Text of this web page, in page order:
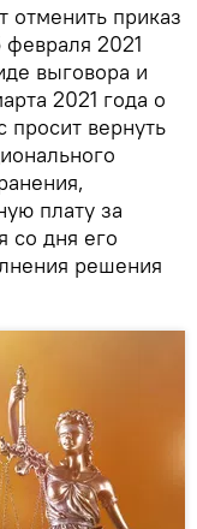
отменить приказ
2021
выговора и
2021 года о
просит вернуть
плату за
со дня его
решения